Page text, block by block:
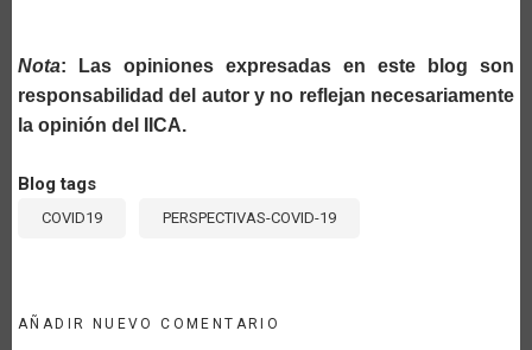
Nota: Las opiniones expresadas en este blog son
responsabilidad del autor y no reflejan necesariamente
la opinión del IICA.
Blog tags
COVID19 PERSPECTIVAS-COVID-19
AÑADIR NUEVO COMENTARIO